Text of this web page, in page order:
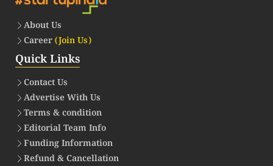
About Us
Career(Join Us)
Quick Links
Contact Us
Advertise With Us
Terms & condition
Editorial Team Info
Funding Information
Refund & Cancellation